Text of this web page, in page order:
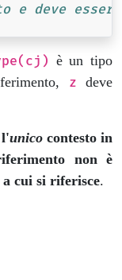
e deve
è un tipo
z deve
unicocontesto in
non è
cui si riferisce.